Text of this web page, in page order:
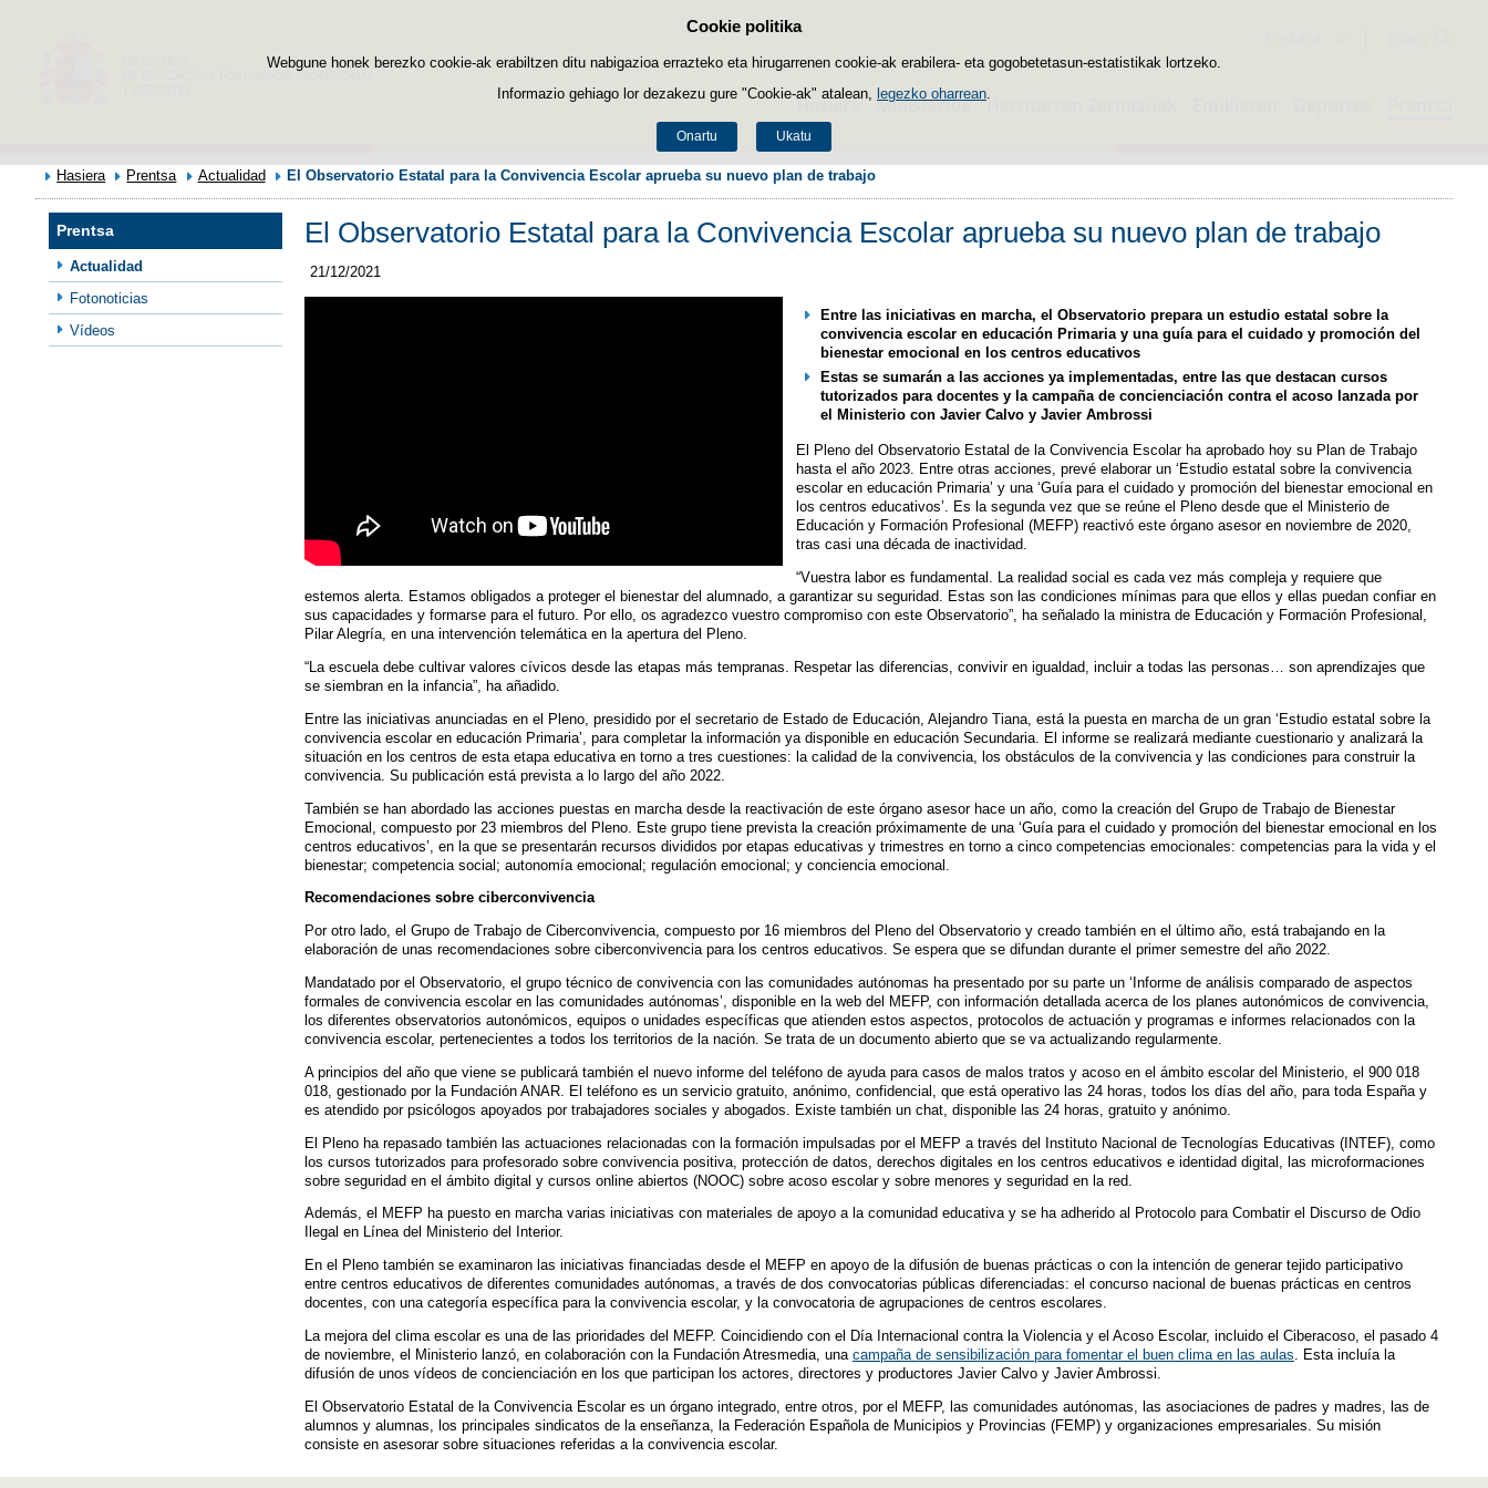
Cookie politika
Webgune honek berezko cookie-ak erabiltzen ditu nabigazioa errazteko eta hirugarrenen cookie-ak erabilera- eta gogobetetasun-estatistikak lortzeko.
Informazio gehiago lor dezakezu gure "Cookie-ak" atalean, legezko oharrean
Onartu Ukatu
Edukira salto egin
Hasiera Ministerioa Herritarren Zerbitzuak
Hasiera Prentsa Actualidad El Observatorio Estatal para la Convivencia Escolar aprueba su nuevo plan de trabajo
Prentsa
Actualidad
Fotonoticias
Vídeos
El Observatorio Estatal para la Convivencia Escolar aprueba su nuevo plan de trabajo
21/12/2021
Entre las iniciativas en marcha, el Observatorio prepara un estudio estatal sobre la
convivencia escolar en educación Primaria y una guía para el cuidado y promoción del
bienestar emocional en los centros educativos
Estas se sumarán a las acciones ya implementadas, entre las que destacan cursos
tutorizados para docentes y la campaña de concienciación contra el acoso lanzada por
el Ministerio con Javier Calvo y Javier Ambrossi
El Pleno del Observatorio Estatal de la Convivencia Escolar ha aprobado hoy su Plan de Trabajo
hasta el año 2023. Entre otras acciones, prevé elaborar un ‘Estudio estatal sobre la convivencia
escolar en educación Primaria’ y una ‘Guía para el cuidado y promoción del bienestar emocional en
los centros educativos’. Es la segunda vez que se reúne el Pleno desde que el Ministerio de
Educación y Formación Profesional (MEFP) reactivó este órgano asesor en noviembre de 2020,
tras casi una década de inactividad.
“Vuestra labor es fundamental. La realidad social es cada vez más compleja y requiere que
estemos alerta. Estamos obligados a proteger el bienestar del alumnado, a garantizar su seguridad. Estas son las condiciones mínimas para que ellos y ellas puedan confiar en
sus capacidades y formarse para el futuro. Por ello, os agradezco vuestro compromiso con este Observatorio”, ha señalado la ministra de Educación y Formación Profesional,
Pilar Alegría, en una intervención telemática en la apertura del Pleno.
“La escuela debe cultivar valores cívicos desde las etapas más tempranas. Respetar las diferencias, convivir en igualdad, incluir a todas las personas… son aprendizajes que
se siembran en la infancia”, ha añadido.
Entre las iniciativas anunciadas en el Pleno, presidido por el secretario de Estado de Educación, Alejandro Tiana, está la puesta en marcha de un gran ‘Estudio estatal sobre la
convivencia escolar en educación Primaria’, para completar la información ya disponible en educación Secundaria. El informe se realizará mediante cuestionario y analizará la
situación en los centros de esta etapa educativa en torno a tres cuestiones: la calidad de la convivencia, los obstáculos de la convivencia y las condiciones para construir la
convivencia. Su publicación está prevista a lo largo del año 2022.
También se han abordado las acciones puestas en marcha desde la reactivación de este órgano asesor hace un año, como la creación del Grupo de Trabajo de Bienestar
Emocional, compuesto por 23 miembros del Pleno. Este grupo tiene prevista la creación próximamente de una ‘Guía para el cuidado y promoción del bienestar emocional en los
centros educativos’, en la que se presentarán recursos divididos por etapas educativas y trimestres en torno a cinco competencias emocionales: competencias para la vida y el
bienestar; competencia social; autonomía emocional; regulación emocional; y conciencia emocional.
Recomendaciones sobre ciberconvivencia
Por otro lado, el Grupo de Trabajo de Ciberconvivencia, compuesto por 16 miembros del Pleno del Observatorio y creado también en el último año, está trabajando en la
elaboración de unas recomendaciones sobre ciberconvivencia para los centros educativos. Se espera que se difundan durante el primer semestre del año 2022.
Mandatado por el Observatorio, el grupo técnico de convivencia con las comunidades autónomas ha presentado por su parte un ‘Informe de análisis comparado de aspectos
formales de convivencia escolar en las comunidades autónomas’, disponible en la web del MEFP, con información detallada acerca de los planes autonómicos de convivencia,
los diferentes observatorios autonómicos, equipos o unidades específicas que atienden estos aspectos, protocolos de actuación y programas e informes relacionados con la
convivencia escolar, pertenecientes a todos los territorios de la nación. Se trata de un documento abierto que se va actualizando regularmente.
A principios del año que viene se publicará también el nuevo informe del teléfono de ayuda para casos de malos tratos y acoso en el ámbito escolar del Ministerio, el 900 018
018, gestionado por la Fundación ANAR. El teléfono es un servicio gratuito, anónimo, confidencial, que está operativo las 24 horas, todos los días del año, para toda España y
es atendido por psicólogos apoyados por trabajadores sociales y abogados. Existe también un chat, disponible las 24 horas, gratuito y anónimo.
El Pleno ha repasado también las actuaciones relacionadas con la formación impulsadas por el MEFP a través del Instituto Nacional de Tecnologías Educativas (INTEF), como
los cursos tutorizados para profesorado sobre convivencia positiva, protección de datos, derechos digitales en los centros educativos e identidad digital, las microformaciones
sobre seguridad en el ámbito digital y cursos online abiertos (NOOC) sobre acoso escolar y sobre menores y seguridad en la red.
Además, el MEFP ha puesto en marcha varias iniciativas con materiales de apoyo a la comunidad educativa y se ha adherido al Protocolo para Combatir el Discurso de Odio
Ilegal en Línea del Ministerio del Interior.
En el Pleno también se examinaron las iniciativas financiadas desde el MEFP en apoyo de la difusión de buenas prácticas o con la intención de generar tejido participativo
entre centros educativos de diferentes comunidades autónomas, a través de dos convocatorias públicas diferenciadas: el concurso nacional de buenas prácticas en centros
docentes, con una categoría específica para la convivencia escolar, y la convocatoria de agrupaciones de centros escolares.
La mejora del clima escolar es una de las prioridades del MEFP. Coincidiendo con el Día Internacional contra la Violencia y el Acoso Escolar, incluido el Ciberacoso, el pasado 4
de noviembre, el Ministerio lanzó, en colaboración con la Fundación Atresmedia, una campaña de sensibilización para fomentar el buen clima en las aulas . Esta incluía la
difusión de unos vídeos de concienciación en los que participan los actores, directores y productores Javier Calvo y Javier Ambrossi.
El Observatorio Estatal de la Convivencia Escolar es un órgano integrado, entre otros, por el MEFP, las comunidades autónomas, las asociaciones de padres y madres, las de
alumnos y alumnas, los principales sindicatos de la enseñanza, la Federación Española de Municipios y Provincias (FEMP) y organizaciones empresariales. Su misión
consiste en asesorar sobre situaciones referidas a la convivencia escolar.